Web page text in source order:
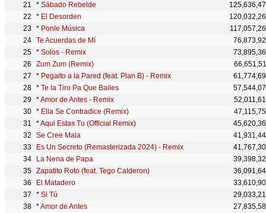
* Sábado Rebelde
* El Desorden
* Ponle Música
Te Acuerdas de Mí
* Solos - Remix
Zum Zum (Remix)
* Pegaito a la Pared (feat. Plan B) - Remix
* Te la Tiro Pa Que Bailes
*Amor de Antes - Remix
* Ella Se Contradice (Remix)
*Aqui Estas Tu (Official Remix)
Se Cree Mala
Es Un Secreto (Remasterizada 2024) - Remix
La Nena de Papa
Zapatito Roto (feat. Tego Calderon)
El Matadero
* Si Tú
*Amor de Antes